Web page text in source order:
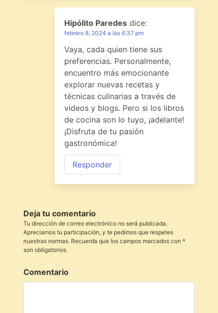
Hipólito Paredes dice:
febrero 8, 2024 a las 6:37 pm
Vaya, cada quien tiene sus
preferencias. Personalmente,
encuentro más emocionante
explorar nuevas recetas y
técnicas culinarias a través de
videos y blogs. Pero si los libros
de cocina son lo tuyo, ¡adelante!
¡Disfruta de tu pasión
gastronómica!
Responder
Deja tu comentario
Tu dirección de correo electrónico no será publicada.
Apreciamos tu participación, y te pedimos que respetes
nuestras normas. Recuerda que los campos marcados con *
son obligatorios.
Comentario